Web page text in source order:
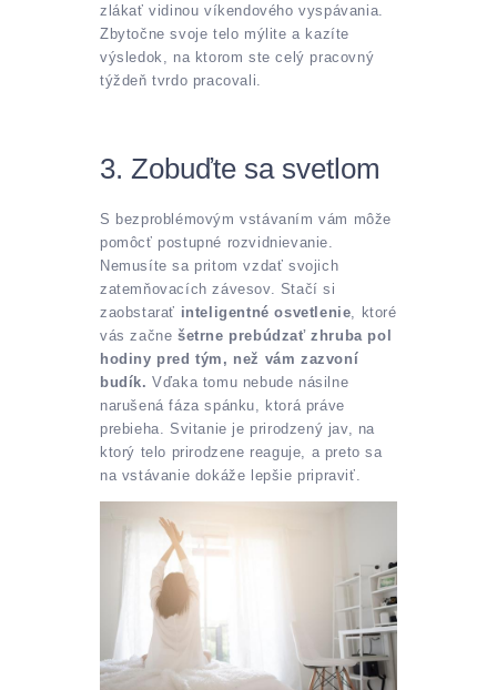
zlákať vidinou víkendového vyspávania.
Zbytočne svoje telo mýlite a kazíte
výsledok, na ktorom ste celý pracovný
týždeň tvrdo pracovali.
3. Zobuďte sa svetlom
S bezproblémovým vstávaním vám môže
pomôcť postupné rozvidnievanie.
Nemusíte sa pritom vzdať svojich
zatemňovacích závesov. Stačí si
zaobstarať inteligentné osvetlenie, ktoré
vás začne šetrne prebúdzať zhruba pol
hodiny pred tým, než vám zazvoní
budík. Vďaka tomu nebude násilne
narušená fáza spánku, ktorá práve
prebieha. Svitanie je prirodzený jav, na
ktorý telo prirodzene reaguje, a preto sa
na vstávanie dokáže lepšie pripraviť.